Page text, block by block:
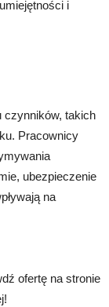
i
czynników, takich
Pracownicy
ubezpieczenie
na
ofertę na stronie